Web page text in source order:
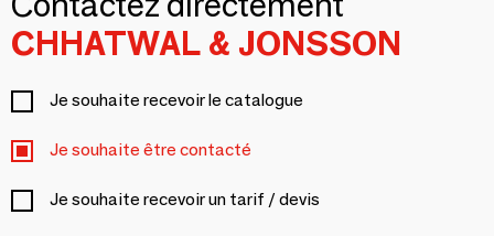
CHHATWAL & JONSSON
Je souhaite recevoir le catalogue
Je souhaite être contacté
Je souhaite recevoir un tarif / devis